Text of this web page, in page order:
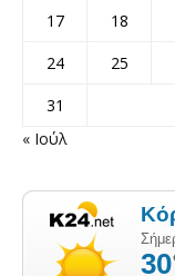
17
18
24
25
31
« Ιούλ